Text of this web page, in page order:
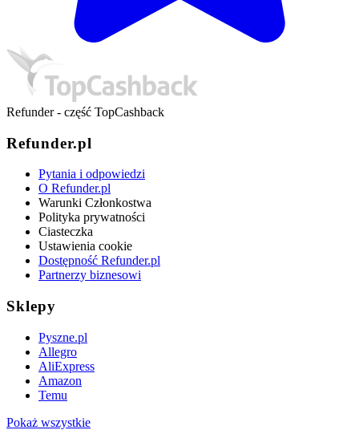
Refunder - część TopCashback
Refunder.pl
Pytania i odpowiedzi
O Refunder.pl
Warunki Członkostwa
Polityka prywatności
Ciasteczka
Ustawienia cookie
Dostępność Refunder.pl
Partnerzy biznesowi
Sklepy
Pyszne.pl
Allegro
AliExpress
Amazon
Temu
Pokaż wszystkie